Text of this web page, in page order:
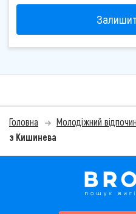
Головна Молодіжний
з Кишинева